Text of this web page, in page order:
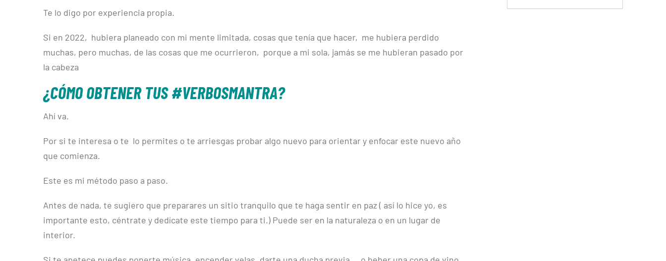
Te lo digo por experiencia propia.
Si en 2022, hubiera planeado con mi mente limitada, cosas que tenía que hacer, me hubiera perdido
muchas, pero muchas, de las cosas que me ocurrieron, porque a mi sola, jamás se me hubieran pasado por
la cabeza
¿CÓMO OBTENER TUS #VERBOSMANTRA?
Ahí va.
Por si te interesa o te lo permites o te arriesgas probar algo nuevo para orientar y enfocar este nuevo año
que comienza.
Este es mi método paso a paso.
Antes de nada, te sugiero que preparares un sitio tranquilo que te haga sentir en paz ( así lo hice yo, es
importante esto, céntrate y dedícate este tiempo para ti.) Puede ser en la naturaleza o en un lugar de
interior.